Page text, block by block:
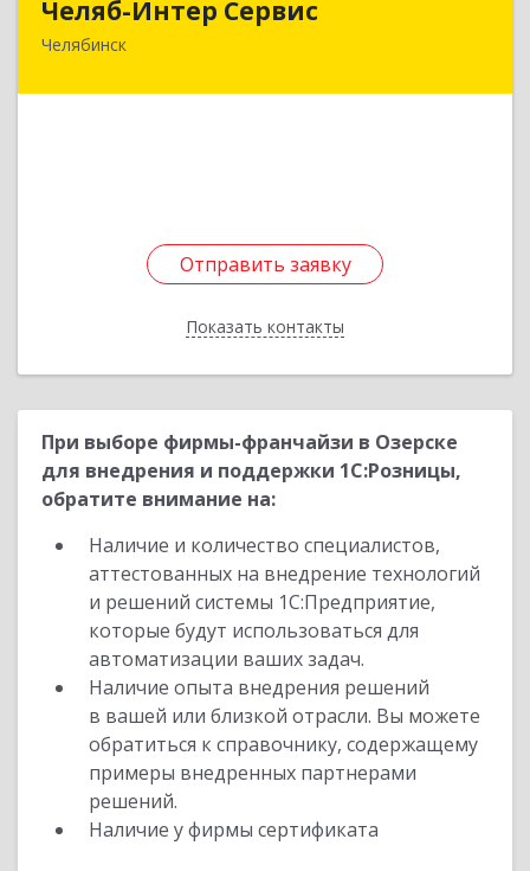
Челяб-Интер Сервис
Челябинск
Отправить заявку
Показать контакты
454018, Челябинская обл, Челябинск г, Северо-
Отправить заявку
Назад
При выборе фирмы-франчайзи в Озерске
для внедрения и поддержки 1С:Розницы,
обратите внимание на:
Наличие и количество специалистов,
аттестованных на внедрение технологий
и решений системы 1С:Предприятие,
которые будут использоваться для
автоматизации ваших задач.
Наличие опыта внедрения решений
в вашей или близкой отрасли. Вы можете
обратиться к справочнику, содержащему
примеры внедренных партнерами
решений.
Наличие у фирмы сертификата